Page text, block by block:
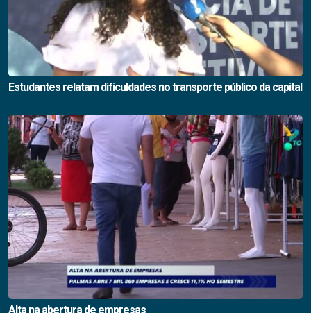
Estudantes relatam dificuldades no transporte público da capital
Alta na abertura de empresas